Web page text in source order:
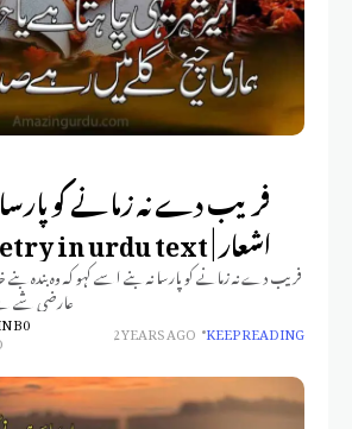
فریب دے نہ زمانے کو پارسا
اشعار | inqlabi poetry in urdu text
فریب دے نہ زمانے کو پارسا نہ بنے اسے کہو کہ وہ بندہ بنے
عارضی شے ہے
B0 2 YEARS AGO KEEP READING